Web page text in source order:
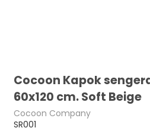
Cocoon Kapok
60x120 cm. Soft Beige
Cocoon Company
SR001